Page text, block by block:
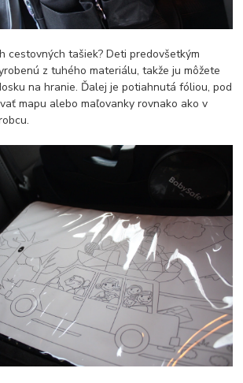
cestovných tašiek? Deti predovšetkým
z tuhého materiálu, takže ju môžete
na hranie. Ďalej je potiahnutá fóliou, pod
mapu alebo maľovanky rovnako ako v